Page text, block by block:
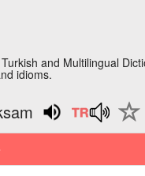
and Multilingual
idioms.